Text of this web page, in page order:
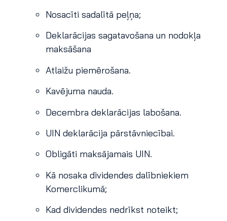
Nosacīti sadalītā peļņa;
Deklarācijas sagatavošana un nodokļa
maksāšana
Atlaižu piemērošana.
Kavējuma nauda.
Decembra deklarācijas labošana.
UIN deklarācija pārstāvniecībai.
Obligāti maksājamais UIN.
Kā nosaka dividendes dalībniekiem
Komerclikumā;
Kad dividendes nedrīkst noteikt;